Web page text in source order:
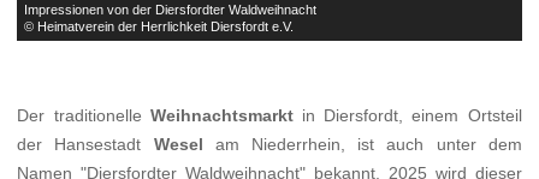
Impressionen von der Diersfordter Waldweihnacht
© Heimatverein der Herrlichkeit Diersfordt e.V.
Der traditionelle Weihnachtsmarktin Diersfordt, einem Ortsteil
der Hansestadt Wesel am Niederrhein, ist auch unter dem
Namen "Diersfordter Waldweihnacht" bekannt. 2025 wird dieser